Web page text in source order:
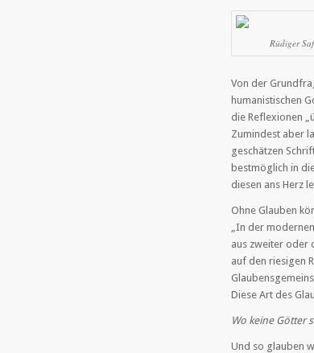
Rüdiger
Von der
humanistischen
die Reflexionen
Zumindest aber
geschätzen
bestmöglich in
diesen ans Herz
Ohne Glauben
„In der
aus zweiter oder
auf den riesigen
Diese Art des
Wo keine Götter
Und so glauben